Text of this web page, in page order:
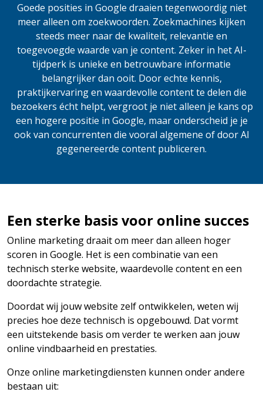
Goede posities in Google draaien tegenwoordig niet
meer alleen om zoekwoorden. Zoekmachines kijken
steeds meer naar de kwaliteit, relevantie en
toegevoegde waarde van je content. Zeker in het AI-
tijdperk is unieke en betrouwbare informatie
belangrijker dan ooit. Door echte kennis,
praktijkervaring en waardevolle content te delen die
bezoekers écht helpt, vergroot je niet alleen je kans op
een hogere positie in Google, maar onderscheid je je
ook van concurrenten die vooral algemene of door AI
gegenereerde content publiceren.
Een sterke basis voor online succes
Online marketing draait om meer dan alleen hoger
scoren in Google. Het is een combinatie van een
technisch sterke website, waardevolle content en een
doordachte strategie.
Doordat wij jouw website zelf ontwikkelen, weten wij
precies hoe deze technisch is opgebouwd. Dat vormt
een uitstekende basis om verder te werken aan jouw
online vindbaarheid en prestaties.
Onze online marketingdiensten kunnen onder andere
bestaan uit: